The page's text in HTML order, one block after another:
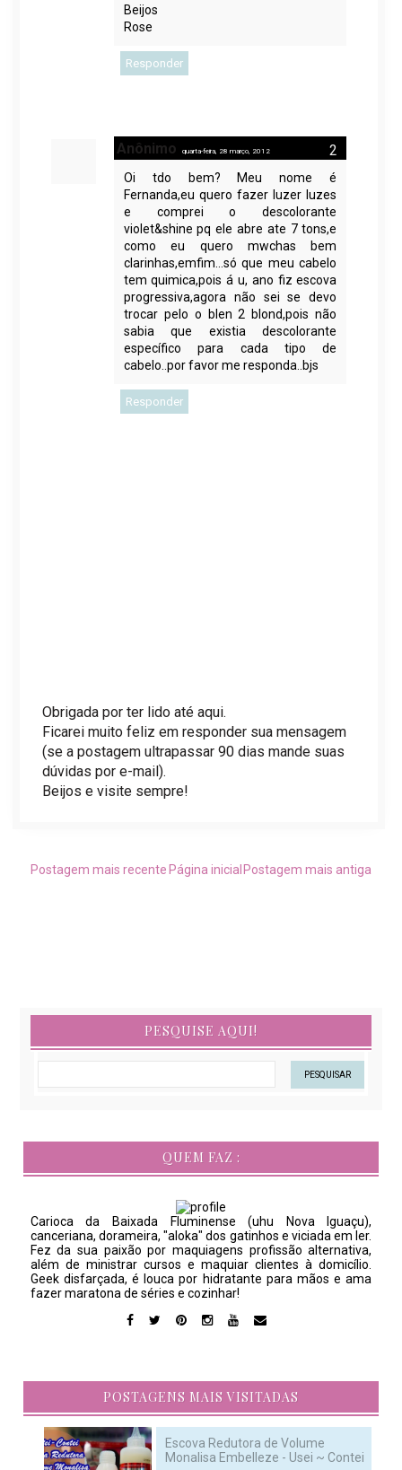
Beijos
Rose
Responder
Anônimo quarta-feira, 28 março, 2012
Oi tdo bem? Meu nome é
Fernanda,eu quero fazer luzer luzes
e comprei o descolorante
violet&shine pq ele abre ate 7 tons,e
como eu quero mwchas bem
clarinhas,emfim...só que meu cabelo
tem quimica,pois á u, ano fiz escova
progressiva,agora não sei se devo
trocar pelo o blen 2 blond,pois não
sabia que existia descolorante
específico para cada tipo de
cabelo..por favor me responda..bjs
Responder
Obrigada por ter lido até aqui.
Ficarei muito feliz em responder sua mensagem
(se a postagem ultrapassar 90 dias mande suas
dúvidas por e-mail).
Beijos e visite sempre!
Postagem mais recente Postagem mais antiga
Página inicial
PESQUISE AQUI!
QUEM FAZ :
Carioca da Baixada Fluminense (uhu Nova Iguaçu),
canceriana, dorameira, "aloka" dos gatinhos e viciada em ler.
Fez da sua paixão por maquiagens profissão alternativa,
além de ministrar cursos e maquiar clientes à domicílio.
Geek disfarçada, é louca por hidratante para mãos e ama
fazer maratona de séries e cozinhar!
POSTAGENS MAIS VISITADAS
Escova Redutora de Volume
Monalisa Embelleze - Usei ~ Contei